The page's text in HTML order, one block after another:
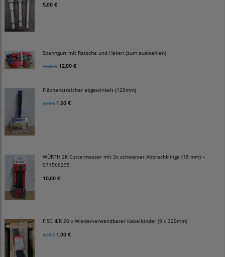
5,00 €
Spanngurt mit Ratsche und Haken (zum auswählen)
15,00 € 12,00 €
Flächenstreicher abgewinkelt (120mm)
5,00 € 1,50 €
WÜRTH 2K Cuttermesser mit 3x schwarzer Abbrechklinge (18 mm) –
071566295
10,00 €
FISCHER 20 x Wiederverwendbarer Kabelbinder (9 x 320mm)
4,00 € 1,00 €